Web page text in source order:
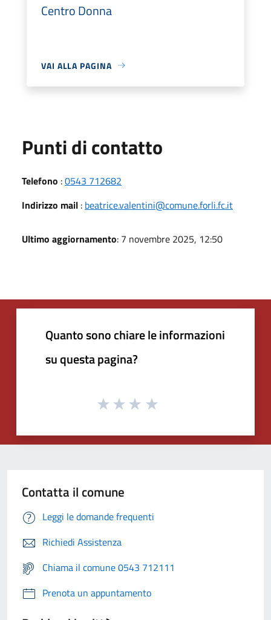
Centro Donna
VAI ALLA PAGINA
Punti di contatto
Telefono :0543 712682
Indirizzo mail : beatrice.valentini@comune.forli.fc.it
Ultimo aggiornamento: 7 novembre 2025, 12:50
Quanto sono chiare le informazioni
su questa pagina?
Contatta il comune
Leggi le domande frequenti
Richiedi Assistenza
Chiama il comune 0543 712111
Prenota un appuntamento